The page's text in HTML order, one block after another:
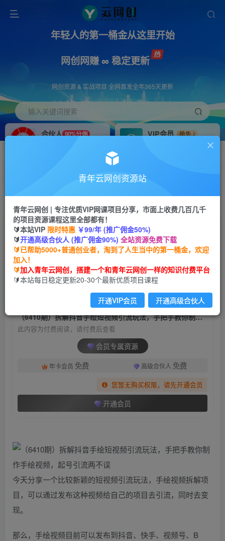
年轻人的第一桶金从这里开始
网创网赚 ∞ 稳定更新
网创资源 & 实战项目 全网首发全年365天更新
输入关键词搜索
合伙人 90%分佣
VIP会员
抢先
搭建同款网站，自己当老板
首页 创业课程 会员专属 正文
（6410期）拆解抖音手绘短视频引流玩法，手把
手教你制作手绘视频，起号引流两不误
青年云网创
2年前发布
关注 私信
（6410期）拆解抖音手绘短视频引流玩法，手把手教你制作手绘视频，起号引流两不误
此内容为付费阅读，请付费后查看
会员专属资源
年卡会员 免费 高级合伙人 免费
您暂无购买权限，请先开通会员
开通会员
今天分享一个比较新颖的短视频引流玩法，手绘视频拆解项
目，可以通过发布这种视频给自己的项目去引流，同时去变
现。
那么，手绘视频目前可以发布到抖音、快手、视频号、B
青年云网创资源站
青年云网创 | 专注优质VIP网课项目分享，市面上收费几百几千
的项目资源课程这里全部都有！
🔰本站VIP 限时特惠 ￥99/年 (推广佣金50%)
🔰开通高级合伙人 (推广佣金90%) 全站资源免费下载
🔰已帮助5000+普通创业者，淘到了人生当中的第一桶金，欢迎
加入！
🔰加入青年云网创，搭建一个和青年云网创一样的知识付费平台
🔰本站每日稳定更新20-30个最新优质项目课程
开通VIP会员 开通高级合伙人